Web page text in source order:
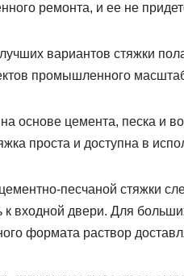
ремонта, и ее не
вариантов стяжки
промышленного
основе цемента, песка и
проста и доступна в
песчаной стяжки
к входной двери. Для
формата раствор